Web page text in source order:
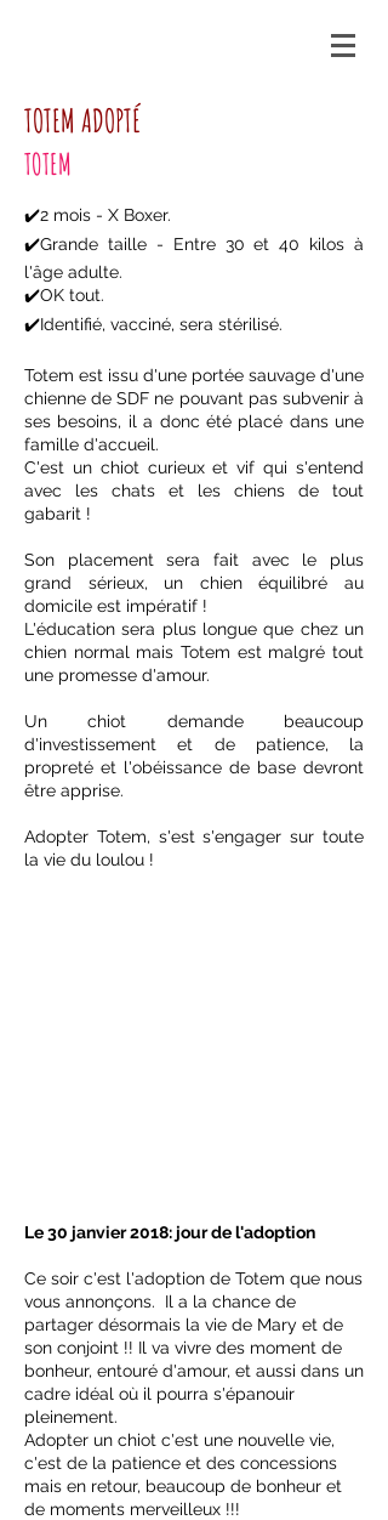
TOTEM ADOPTÉ
TOTEM
✔️2 mois - X Boxer.
✔️Grande taille - Entre 30 et 40 kilos à
l'âge adulte.
✔️OK tout.
✔️Identifié, vacciné, sera stérilisé.
Totem est issu d'une portée sauvage d'une
chienne de SDF ne pouvant pas subvenir à
ses besoins, il a donc été placé dans une
famille d'accueil.
C'est un chiot curieux et vif qui s'entend
avec les chats et les chiens de tout
gabarit !
Son placement sera fait avec le plus
grand sérieux, un chien équilibré au
domicile est impératif !
L'éducation sera plus longue que chez un
chien normal mais Totem est malgré tout
une promesse d'amour.
Un chiot demande beaucoup
d'investissement et de patience, la
propreté et l'obéissance de base devront
être apprise.
Adopter Totem, s'est s'engager sur toute
la vie du loulou !
Le 30 janvier2018: jour de l'adoption
Ce soir c'est l'adoption de Totem que nous
vous annonçons. Il a la chance de
partager désormais la vie de Mary et de
son conjoint !! Il va vivre des moment de
bonheur, entouré d'amour, et aussi dans un
cadre idéal où il pourra s'épanouir
pleinement.
Adopter un chiot c'est une nouvelle vie,
c'est de la patience et des concessions
mais en retour, beaucoup de bonheur et
de moments merveilleux !!!